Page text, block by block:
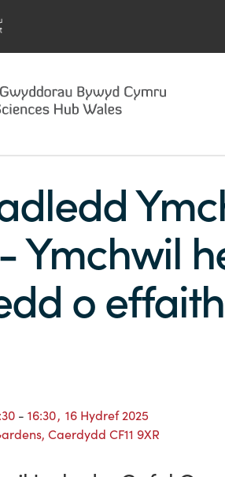
Ymchwil
o effaith
- 16:30, 16 Hydref 2025
Caerdydd CF11 9XR